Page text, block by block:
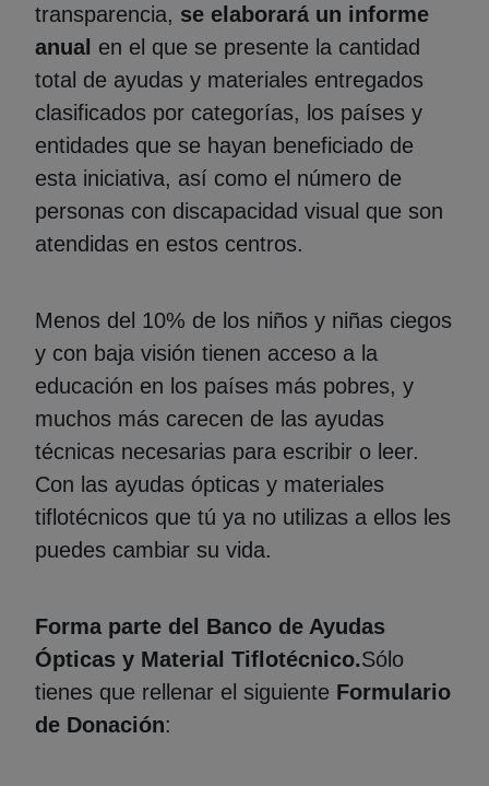
transparencia, se elaborará un informe
anual en el que se presente la cantidad
total de ayudas y materiales entregados
clasificados por categorías, los países y
entidades que se hayan beneficiado de
esta iniciativa, así como el número de
personas con discapacidad visual que son
atendidas en estos centros.
Menos del 10% de los niños y niñas ciegos
y con baja visión tienen acceso a la
educación en los países más pobres, y
muchos más carecen de las ayudas
técnicas necesarias para escribir o leer.
Con las ayudas ópticas y materiales
tiflotécnicos que tú ya no utilizas a ellos les
puedes cambiar su vida.
Forma parte del Banco de Ayudas
Ópticas y Material Tiflotécnico.Sólo
tienes que rellenar el siguiente Formulario
de Donación: